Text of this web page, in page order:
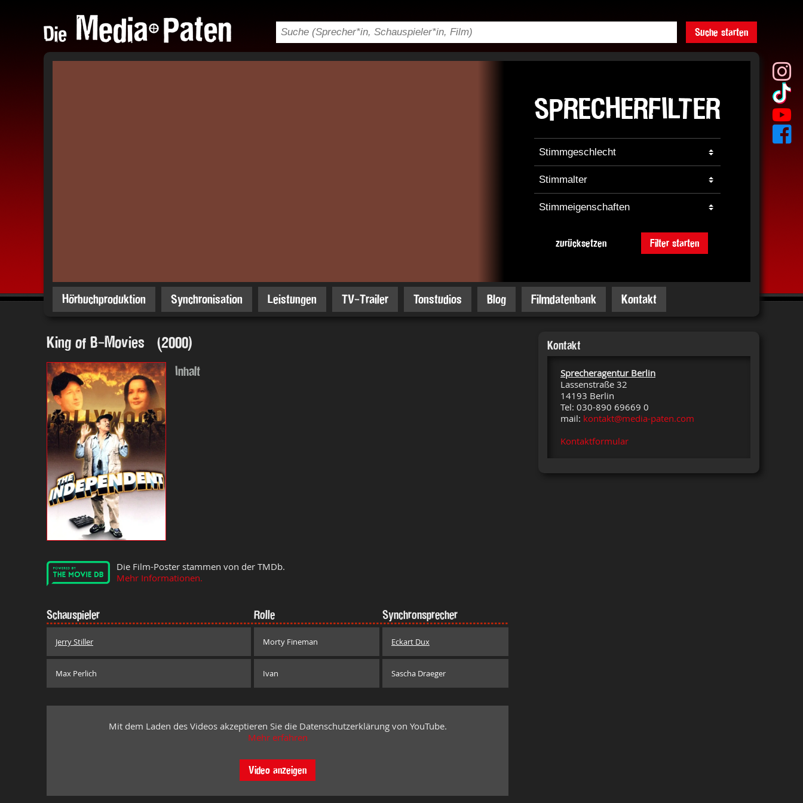
Suche starten
SPRECHERFILTER
zurücksetzen Filter starten
Hörbuchproduktion Synchronisation Leistungen TV-Trailer Tonstudios Blog Filmdatenbank Kontakt
King of B-Movies (2000)
Inhalt
Die Film-Poster stammen von der TMDb.
Mehr Informationen.
Schauspieler Rolle Synchronsprecher
Jerry Stiller Morty Fineman Eckart Dux
Max Perlich Ivan Sascha Draeger
Mit dem Laden des Videos akzeptieren Sie die Datenschutzerklärung von YouTube.
Mehr erfahren
Video anzeigen
Kontakt
Sprecheragentur Berlin
Lassenstraße 32
14193 Berlin
Tel: 030-890 69669 0
mail: kontakt@media-paten.com
Kontaktformular